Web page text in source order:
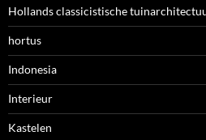
Hollands classicistische
hortus
Indonesia
Interieur
Kastelen